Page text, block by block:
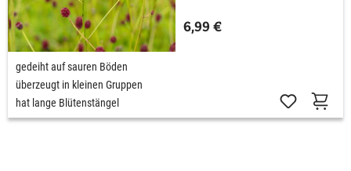
6,99 €
gedeiht auf sauren Böden
überzeugt in kleinen Gruppen
hat lange Blütenstängel